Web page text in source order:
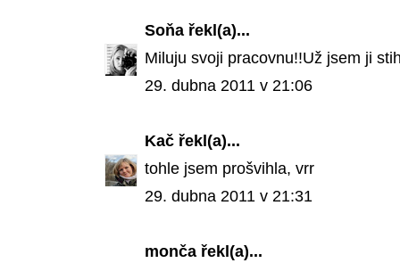
Soňa řekl(a)...
Miluju svoji pracovnu!!Už jsem ji
29. dubna 2011 v 21:06
Kač řekl(a)...
tohle jsem prošvihla, vrr
29. dubna 2011 v 21:31
monča řekl(a)...